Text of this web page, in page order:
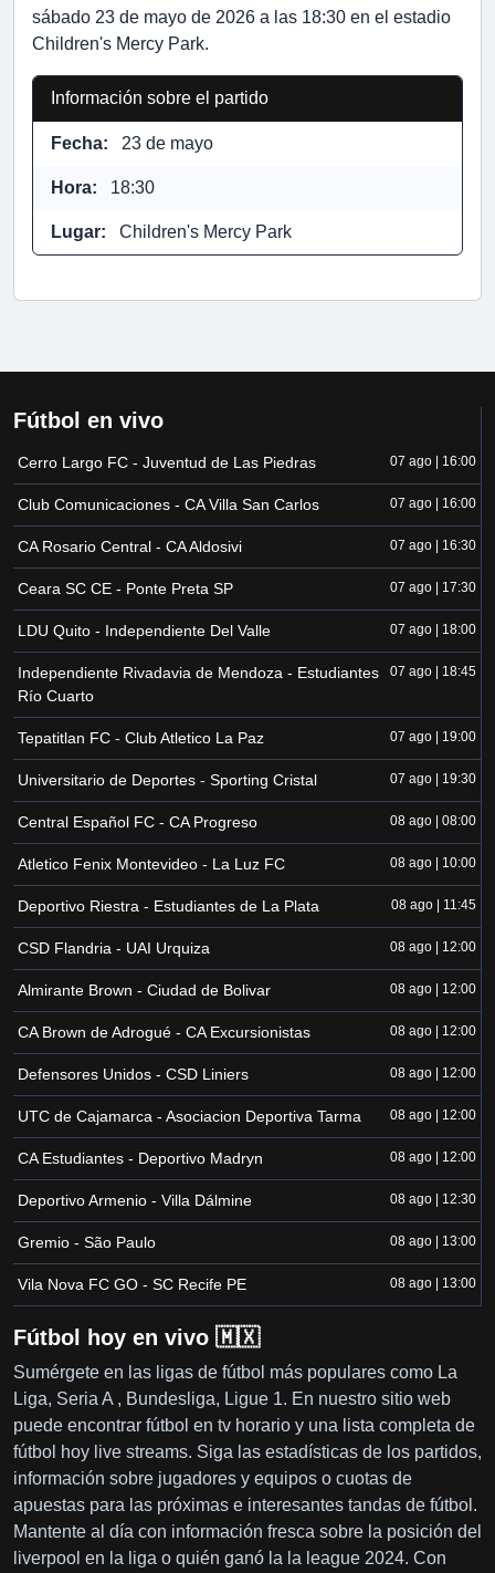
sábado 23 de mayo de 2026 a las 18:30 en el estadio
Children's Mercy Park.
Información sobre el partido
Fecha: 23 de mayo
Hora: 18:30
Lugar: Children's Mercy Park
Fútbol en vivo
Cerro Largo FC - Juventud de Las Piedras 07 ago | 16:00
Club Comunicaciones - CA Villa San Carlos 07 ago | 16:00
CA Rosario Central - CA Aldosivi 07 ago | 16:30
Ceara SC CE - Ponte Preta SP 07 ago | 17:30
LDU Quito - Independiente Del Valle 07 ago | 18:00
Independiente Rivadavia de Mendoza - Estudiantes
Río Cuarto
07 ago | 18:45
Tepatitlan FC - Club Atletico La Paz 07 ago | 19:00
Universitario de Deportes - Sporting Cristal 07 ago | 19:30
Central Español FC - CA Progreso 08 ago | 08:00
Atletico Fenix Montevideo - La Luz FC 08 ago | 10:00
Deportivo Riestra - Estudiantes de La Plata 08 ago | 11:45
CSD Flandria - UAI Urquiza 08 ago | 12:00
Almirante Brown - Ciudad de Bolivar 08 ago | 12:00
CA Brown de Adrogué - CA Excursionistas 08 ago | 12:00
Defensores Unidos - CSD Liniers 08 ago | 12:00
UTC de Cajamarca - Asociacion Deportiva Tarma 08 ago | 12:00
CA Estudiantes - Deportivo Madryn 08 ago | 12:00
Deportivo Armenio - Villa Dálmine 08 ago | 12:30
Gremio - São Paulo 08 ago | 13:00
Vila Nova FC GO - SC Recife PE 08 ago | 13:00
Fútbol hoy en vivo 🇲🇽
Sumérgete en las ligas de fútbol más populares como La
Liga, Seria A , Bundesliga, Ligue 1. En nuestro sitio web
puede encontrar fútbol en tv horario y una lista completa de
fútbol hoy live streams. Siga las estadísticas de los partidos,
información sobre jugadores y equipos o cuotas de
apuestas para las próximas e interesantes tandas de fútbol.
Mantente al día con información fresca sobre la posición del
liverpool en la liga o quién ganó la la league 2024. Con